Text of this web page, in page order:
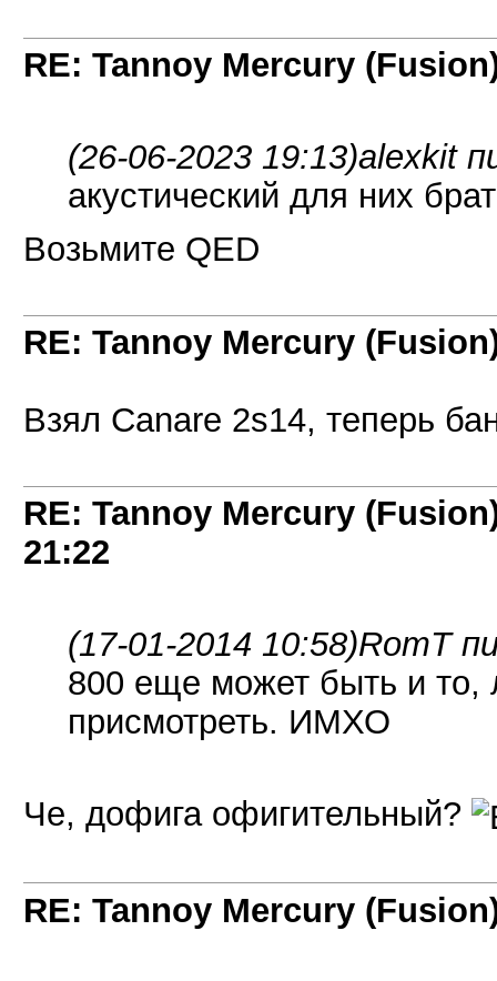
RE: Tannoy Mercury
(26-06-2023 19:13)alexkit
акустический для них
Возьмите QED
RE: Tannoy Mercury
Взял Canare 2s14, теперь
RE: Tannoy Mercury
21:22
(17-01-2014 10:58)RomT
800 еще может быть и то,
присмотреть. ИМХО
Че, дофига офигительный?
RE: Tannoy Mercury